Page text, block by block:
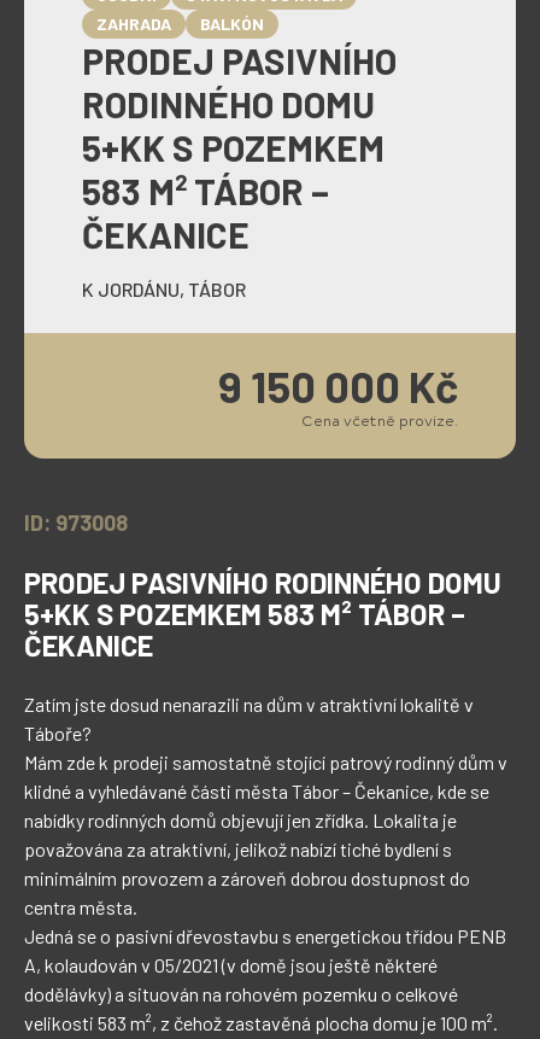
PRODEJ PASIVNÍHO
RODINNÉHO DOMU
5+KK S POZEMKEM
583 M² TÁBOR –
ČEKANICE
K JORDÁNU, TÁBOR
ZAHRADA
BALKÓN
Cena včetně provize.
9 150 000 Kč
ID: 973008
PRODEJ PASIVNÍHO RODINNÉHO DOMU
5+KK S POZEMKEM 583 M² TÁBOR –
ČEKANICE
Zatím jste dosud nenarazili na dům v atraktivní lokalitě v
Táboře?
Mám zde k prodeji samostatně stojící patrový rodinný dům v
klidné a vyhledávané části města Tábor – Čekanice, kde se
nabídky rodinných domů objevují jen zřídka. Lokalita je
považována za atraktivní, jelikož nabízí tiché bydlení s
minimálním provozem a zároveň dobrou dostupnost do
centra města.
Jedná se o pasivní dřevostavbu s energetickou třídou PENB
A, kolaudován v 05/2021 (v domě jsou ještě některé
dodělávky) a situován na rohovém pozemku o celkové
velikosti 583 m², z čehož zastavěná plocha domu je 100 m².